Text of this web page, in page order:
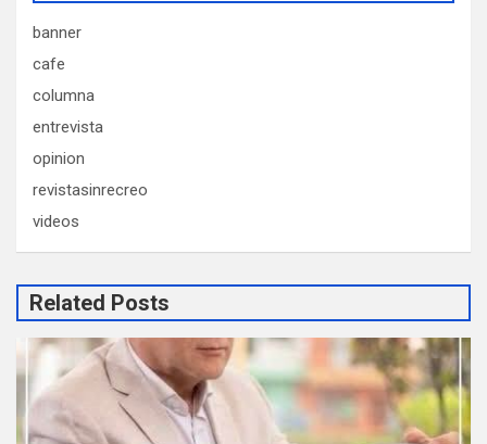
banner
cafe
columna
entrevista
opinion
revistasinrecreo
videos
Related Posts